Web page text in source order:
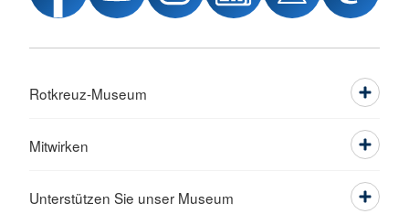
Rotkreuz-Museum
Mitwirken
Unterstützen Sie unser Museum